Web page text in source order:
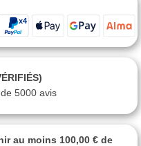
5000 avis
au moins 100,00 € de